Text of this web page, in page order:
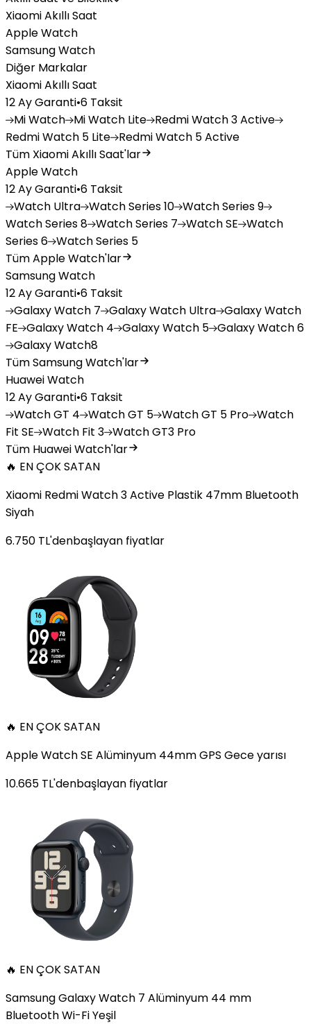
Xiaomi Akıllı Saat
Apple Watch
Samsung Watch
Diğer Markalar
Xiaomi Akıllı Saat
12 Ay Garanti•6 Taksit
MiWatch MiWatch Lite RedmiWatch 3 Active
RedmiWatch 5 Lite RedmiWatch 5 Active
Tüm Xiaomi Akıllı Saat'lar
Apple Watch
12 Ay Garanti•6 Taksit
Watch Ultra WatchSeries 10 WatchSeries 9
WatchSeries 8 WatchSeries 7 WatchSE Watch
Series 6 WatchSeries 5
Tüm Apple Watch'lar
Samsung Watch
12 Ay Garanti•6 Taksit
GalaxyWatch 7 GalaxyWatch Ultra GalaxyWatch
FE GalaxyWatch 4 GalaxyWatch 5 GalaxyWatch 6
GalaxyWatch8
Tüm Samsung Watch'lar
Huawei Watch
12 Ay Garanti•6 Taksit
WatchGT 4 WatchGT 5 WatchGT 5 Pro Watch
Fit SE Watch Fit 3 WatchGT3 Pro
Tüm Huawei Watch'lar
🔥 EN ÇOK SATAN
Xiaomi Redmi Watch 3 Active Plastik 47mm Bluetooth
Siyah
6.750 TL'denbaşlayan fiyatlar
🔥 EN ÇOK SATAN
Apple Watch SE Alüminyum 44mm GPS Gece yarısı
10.665 TL'denbaşlayan fiyatlar
🔥 EN ÇOK SATAN
Samsung Galaxy Watch 7 Alüminyum 44 mm
Bluetooth Wi-Fi Yeşil